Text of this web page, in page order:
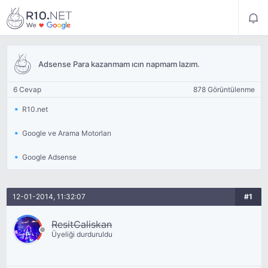
Adsense Para kazanmam ıcın napmam lazım.
6 Cevap 878 Görüntülenme
R10.net
Google ve Arama Motorları
Google Adsense
12-01-2014, 11:32:07 #1
ResitCaliskan
Üyeliği durduruldu